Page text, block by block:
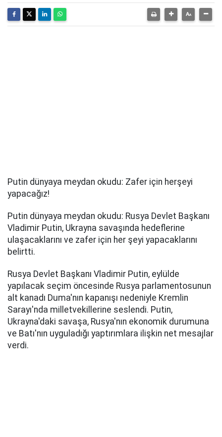
Putin dünyaya meydan okudu: Zafer için herşeyi
yapacağız!
Putin dünyaya meydan okudu: Rusya Devlet Başkanı
Vladimir Putin, Ukrayna savaşında hedeflerine
ulaşacaklarını ve zafer için her şeyi yapacaklarını
belirtti.
Rusya Devlet Başkanı Vladimir Putin, eylülde
yapılacak seçim öncesinde Rusya parlamentosunun
alt kanadı Duma'nın kapanışı nedeniyle Kremlin
Sarayı'nda milletvekillerine seslendi. Putin,
Ukrayna'daki savaşa, Rusya'nın ekonomik durumuna
ve Batı'nın uyguladığı yaptırımlara ilişkin net mesajlar
verdi.